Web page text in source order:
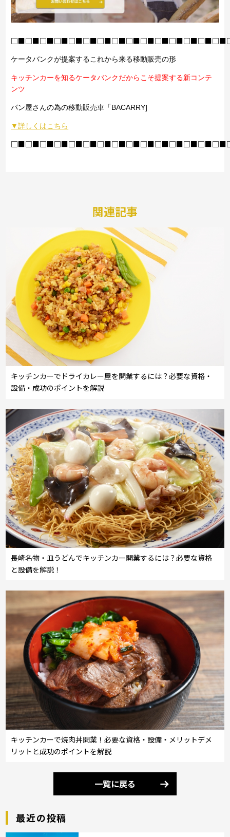
ケータバンクが提案するこれから来る移動販売の形
キッチンカーを知るケータバンクだからこそ提案する新コンテ
ンツ
パン屋さんの為の移動販売車「BACARRY]
▼詳しくはこちら
関連記事
キッチンカーでドライカレー屋を開業するには？必要な資格・
設備・成功のポイントを解説
長崎名物・皿うどんでキッチンカー開業するには？必要な資格
と設備を解説！
キッチンカーで焼肉丼開業！必要な資格・設備・メリットデメ
リットと成功のポイントを解説
一覧に戻る
最近の投稿